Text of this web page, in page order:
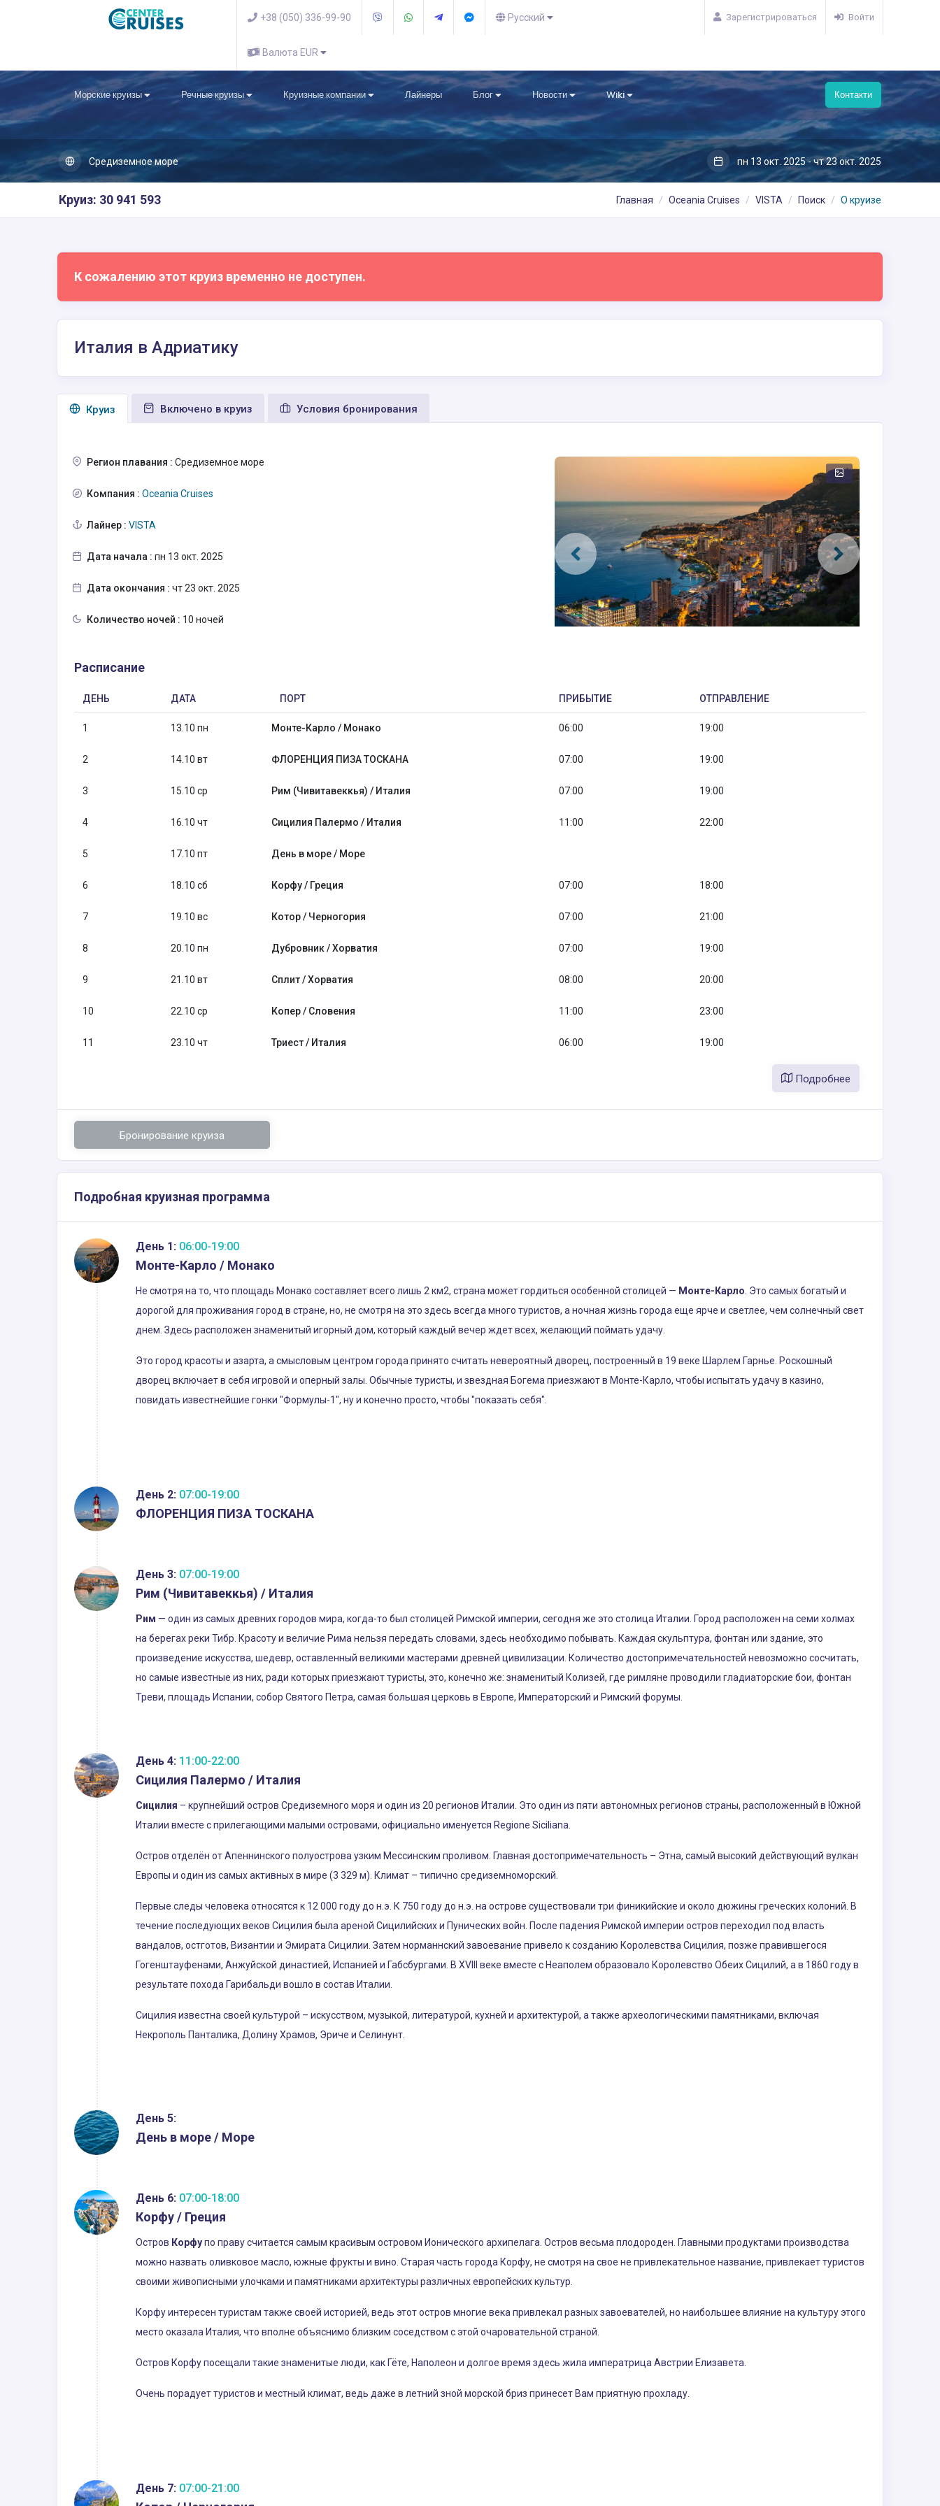
+38 (050) 336-99-90 Русский
Валюта EUR
Зарегистрироваться Войти
Морские круизы Речные круизы Круизные компании Лайнеры Блог Новости Wiki Контакти
Средиземное море пн 13 окт. 2025 - чт 23 окт. 2025
Круиз: 30 941 593 Главная Oceania Cruises VISTA Поиск О круизе
К сожалению этот круиз временно не доступен.
Италия в Адриатику
Круиз Включено в круиз Условия бронирования
Регион плавания : Средиземное море
Компания : Oceania Cruises
Лайнер : VISTA
Дата начала : пн 13 окт. 2025
Дата окончания : чт 23 окт. 2025
Количество ночей : 10 ночей
Расписание
ДЕНЬ ДАТА ПОРТ ПРИБЫТИЕ ОТПРАВЛЕНИЕ
1 13.10 пн Монте-Карло / Монако 06:00 19:00
2 14.10 вт ФЛОРЕНЦИЯ ПИЗА ТОСКАНА 07:00 19:00
3 15.10 ср Рим (Чивитавеккья) / Италия 07:00 19:00
4 16.10 чт Сицилия Палермо / Италия 11:00 22:00
5 17.10 пт День в море / Море
6 18.10 сб Корфу / Греция 07:00 18:00
7 19.10 вс Котор / Черногория 07:00 21:00
8 20.10 пн Дубровник / Хорватия 07:00 19:00
9 21.10 вт Сплит / Хорватия 08:00 20:00
10 22.10 ср Копер / Словения 11:00 23:00
11 23.10 чт Триест / Италия 06:00 19:00
Подробнее
Бронирование круиза
Подробная круизная программа
День 1: 06:00-19:00
Монте-Карло / Монако
Не смотря на то, что площадь Монако составляет всего лишь 2 км2, страна может гордиться особенной столицей — Монте-Карло . Это самых богатый и
дорогой для проживания город в стране, но, не смотря на это здесь всегда много туристов, а ночная жизнь города еще ярче и светлее, чем солнечный свет
днем. Здесь расположен знаменитый игорный дом, который каждый вечер ждет всех, желающий поймать удачу.
Это город красоты и азарта, а смысловым центром города принято считать невероятный дворец, построенный в 19 веке Шарлем Гарнье. Роскошный
дворец включает в себя игровой и оперный залы. Обычные туристы, и звездная Богема приезжают в Монте-Карло, чтобы испытать удачу в казино,
повидать известнейшие гонки "Формулы-1", ну и конечно просто, чтобы "показать себя".
День 2: 07:00-19:00
ФЛОРЕНЦИЯ ПИЗА ТОСКАНА
День 3: 07:00-19:00
Рим (Чивитавеккья) / Италия
Рим — один из самых древних городов мира, когда-то был столицей Римской империи, сегодня же это столица Италии. Город расположен на семи холмах
на берегах реки Тибр. Красоту и величие Рима нельзя передать словами, здесь необходимо побывать. Каждая скульптура, фонтан или здание, это
произведение искусства, шедевр, оставленный великими мастерами древней цивилизации. Количество достопримечательностей невозможно сосчитать,
но самые известные из них, ради которых приезжают туристы, это, конечно же: знаменитый Колизей, где римляне проводили гладиаторские бои, фонтан
Треви, площадь Испании, собор Святого Петра, самая большая церковь в Европе, Императорский и Римский форумы.
День 4: 11:00-22:00
Сицилия Палермо / Италия
Сицилия – крупнейший остров Средиземного моря и один из 20 регионов Италии. Это один из пяти автономных регионов страны, расположенный в Южной
Италии вместе с прилегающими малыми островами, официально именуется Regione Siciliana.
Остров отделён от Апеннинского полуострова узким Мессинским проливом. Главная достопримечательность – Этна, самый высокий действующий вулкан
Европы и один из самых активных в мире (3 329 м). Климат – типично средиземноморский.
Первые следы человека относятся к 12 000 году до н.э. К 750 году до н.э. на острове существовали три финикийские и около дюжины греческих колоний. В
течение последующих веков Сицилия была ареной Сицилийских и Пунических войн. После падения Римской империи остров переходил под власть
вандалов, остготов, Византии и Эмирата Сицилии. Затем норманнский завоевание привело к созданию Королевства Сицилия, позже правившегося
Гогенштауфенами, Анжуйской династией, Испанией и Габсбургами. В XVIII веке вместе с Неаполем образовало Королевство Обеих Сицилий, а в 1860 году в
результате похода Гарибальди вошло в состав Италии.
Сицилия известна своей культурой – искусством, музыкой, литературой, кухней и архитектурой, а также археологическими памятниками, включая
Некрополь Панталика, Долину Храмов, Эриче и Селинунт.
День 5:
День в море / Море
День 6: 07:00-18:00
Корфу / Греция
Остров Корфупо праву считается самым красивым островом Ионического архипелага. Остров весьма плодороден. Главными продуктами производства
можно назвать оливковое масло, южные фрукты и вино. Старая часть города Корфу, не смотря на свое не привлекательное название, привлекает туристов
своими живописными улочками и памятниками архитектуры различных европейских культур.
Корфу интересен туристам также своей историей, ведь этот остров многие века привлекал разных завоевателей, но наибольшее влияние на культуру этого
место оказала Италия, что вполне объяснимо близким соседством с этой очаровательной страной.
Остров Корфу посещали такие знаменитые люди, как Гёте, Наполеон и долгое время здесь жила императрица Австрии Елизавета.
Очень порадует туристов и местный климат, ведь даже в летний зной морской бриз принесет Вам приятную прохладу.
День 7: 07:00-21:00